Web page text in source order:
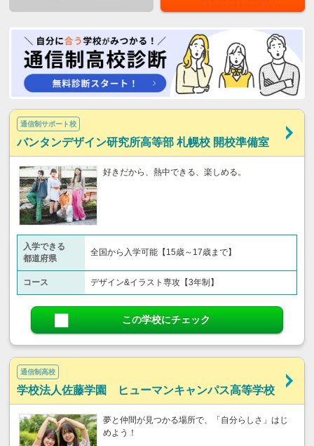
通信制サポート校
バンタンデザイン研究所高等部 札幌校 開校準備室
好きだから、熱中できる、楽しめる。
入学できる
都道府県
全国から入学可能【15歳～17歳まで】
コース デザイン&イラスト専攻【3年制】
この学校にチェック
通信制高校
学校法人佐藤学園 ヒューマンキャンパス高等学校
夢と仲間が見つかる場所で、「自分らしさ」はじ
めよう！